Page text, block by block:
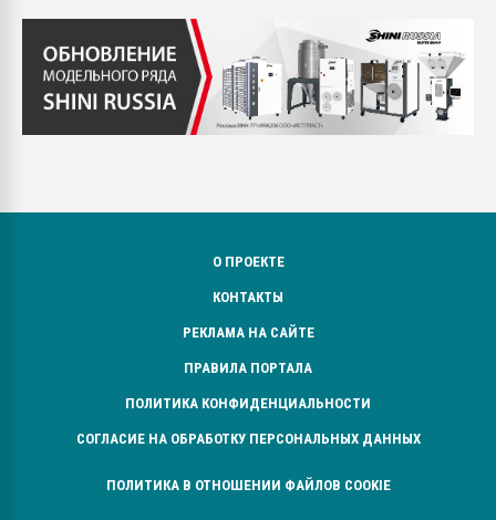
О ПРОЕКТЕ
КОНТАКТЫ
РЕКЛАМА НА САЙТЕ
ПРАВИЛА ПОРТАЛА
ПОЛИТИКА КОНФИДЕНЦИАЛЬНОСТИ
СОГЛАСИЕ НА ОБРАБОТКУ ПЕРСОНАЛЬНЫХ ДАННЫХ
ПОЛИТИКА В ОТНОШЕНИИ ФАЙЛОВ COOKIE